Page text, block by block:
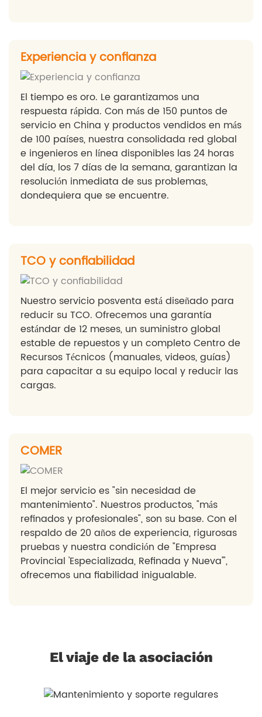
Experiencia y confianza
El tiempo es oro. Le garantizamos una
respuesta rápida. Con más de 150 puntos de
servicio en China y productos vendidos en más
de 100 países, nuestra consolidada red global
e ingenieros en línea disponibles las 24 horas
del día, los 7 días de la semana, garantizan la
resolución inmediata de sus problemas,
dondequiera que se encuentre.
TCO y confiabilidad
Nuestro servicio posventa está diseñado para
reducir su TCO. Ofrecemos una garantía
estándar de 12 meses, un suministro global
estable de repuestos y un completo Centro de
Recursos Técnicos (manuales, videos, guías)
para capacitar a su equipo local y reducir las
cargas.
COMER
El mejor servicio es "sin necesidad de
mantenimiento". Nuestros productos, "más
refinados y profesionales", son su base. Con el
respaldo de 20 años de experiencia, rigurosas
pruebas y nuestra condición de "Empresa
Provincial 'Especializada, Refinada y Nueva'",
ofrecemos una fiabilidad inigualable.
El viaje de la asociación